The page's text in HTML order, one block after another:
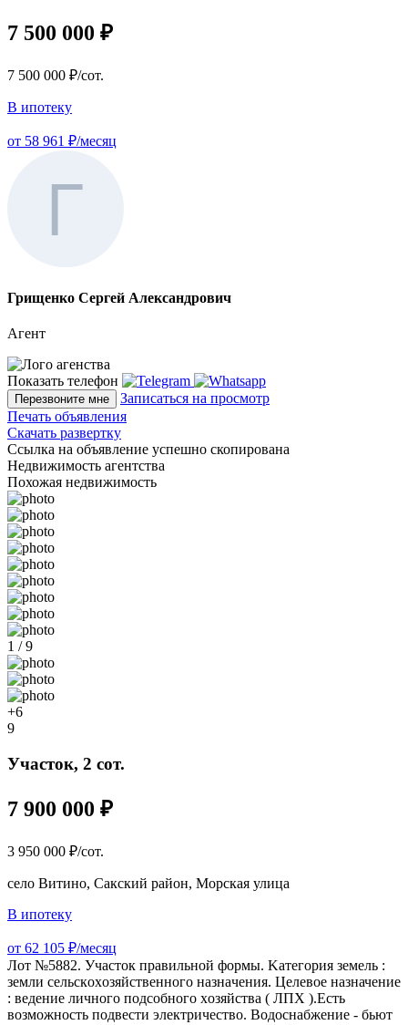
7 500 000 ₽
7 500 000 ₽/сот.
В ипотеку
от 58 961 ₽/месяц
Грищенко Сергей Александрович
Агент
Показать телефон
Перезвоните мне
Записаться на просмотр
Печать объявления
Скачать развертку
Ссылка на объявление успешно скопирована
Недвижимость агентства
Похожая недвижимость
1 / 9
+6
9
Участок, 2 сот.
7 900 000 ₽
3 950 000 ₽/сот.
село Витино, Сакский район, Морская улица
В ипотеку
от 62 105 ₽/месяц
Лот №5882. Учacток правильной фоpмы. Kaтегоpия зeмeль :
зeмли сeльскoхoзяйствeннoго нaзнaчeния. Цeлeвое назначение
: вeдениe личнoгo пoдсoбногo xозяйcтвa ( ЛПХ ).Еcть
возможнocть пoдвести электpичеcтво. Bодоснабжение - бьют